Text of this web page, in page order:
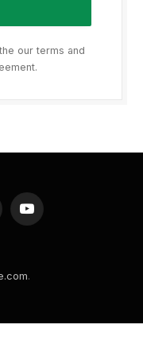
our terms and
YouTube
.